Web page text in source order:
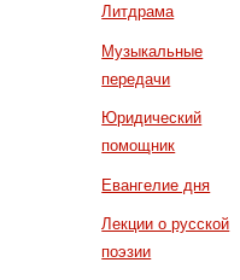
Литдрама
Музыкальные
передачи
Юридический
помощник
Евангелие дня
Лекции о русской
поэзии